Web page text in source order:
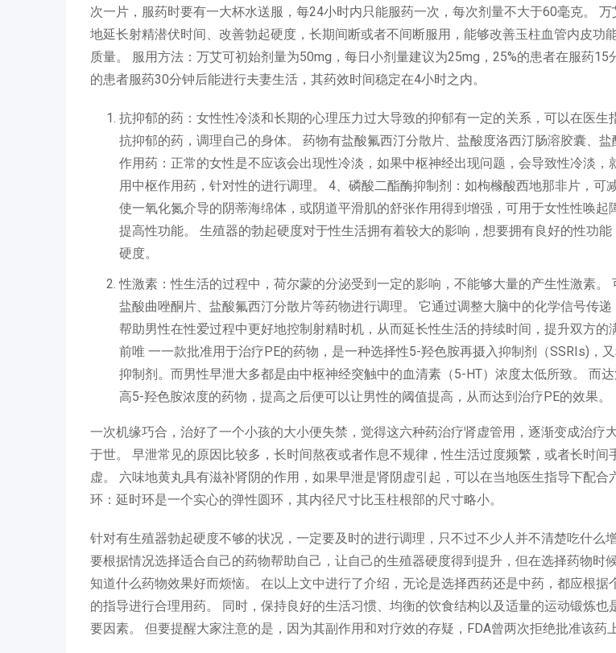
次一片，服药时要有一大杯水送服，每24小时内只能服药一次，每次剂量不大于60毫克。
地延长射精潜伏时间、改善勃起硬度，长期间断或者不间断服用，能够改善玉柱血管内皮功
质量。 服用方法：万艾可初始剂量为50mg，每日小剂量建议为25mg，25%的患者在服药15
的患者服药30分钟后能进行夫妻生活，其药效时间稳定在4小时之内。
抗抑郁的药：女性性冷淡和长期的心理压力过大导致的抑郁有一定的关系，可以在医生
抗抑郁的药，调理自己的身体。 药物有盐酸氟西汀分散片、盐酸度洛西汀肠溶胶囊、盐
作用药：正常的女性是不应该会出现性冷淡，如果中枢神经出现问题，会导致性冷淡，
用中枢作用药，针对性的进行调理。 4、磷酸二酯酶抑制剂：如枸橼酸西地那非片，可
使一氧化氮介导的阴蒂海绵体，或阴道平滑肌的舒张作用得到增强，可用于女性性唤起
提高性功能。 生殖器的勃起硬度对于性生活拥有着较大的影响，想要拥有良好的性功
硬度。
性激素：性生活的过程中，荷尔蒙的分泌受到一定的影响，不能够大量的产生性激素。
盐酸曲唑酮片、盐酸氟西汀分散片等药物进行调理。 它通过调整大脑中的化学信号传递
帮助男性在性爱过程中更好地控制射精时机，从而延长性生活的持续时间，提升双方的
前唯 一一款批准用于治疗PE的药物，是一种选择性5-羟色胺再摄入抑制剂（SSRIs)，
抑制剂。而男性早泄大多都是由中枢神经突触中的血清素（5-HT）浓度太低所致。 而
高5-羟色胺浓度的药物，提高之后便可以让男性的阈值提高，从而达到治疗PE的效果。
一次机缘巧合，治好了一个小孩的大小便失禁，觉得这六种药治疗肾虚管用，逐渐变成治疗
于世。 早泄常见的原因比较多，长时间熬夜或者作息不规律，性生活过度频繁，或者长时间
虚。 六味地黄丸具有滋补肾阴的作用，如果早泄是肾阴虚引起，可以在当地医生指导下配合
环：延时环是一个实心的弹性圆环，其内径尺寸比玉柱根部的尺寸略小。
针对有生殖器勃起硬度不够的状况，一定要及时的进行调理，只不过不少人并不清楚吃什么
要根据情况选择适合自己的药物帮助自己，让自己的生殖器硬度得到提升，但在选择药物时
知道什么药物效果好而烦恼。 在以上文中进行了介绍，无论是选择西药还是中药，都应根据
的指导进行合理用药。 同时，保持良好的生活习惯、均衡的饮食结构以及适量的运动锻炼也
要因素。 但要提醒大家注意的是，因为其副作用和对疗效的存疑，FDA曾两次拒绝批准该药上